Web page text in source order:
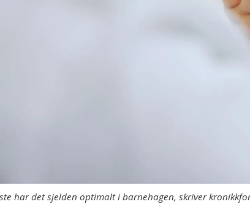
har det sjelden optimalt i barnehagen, skriver